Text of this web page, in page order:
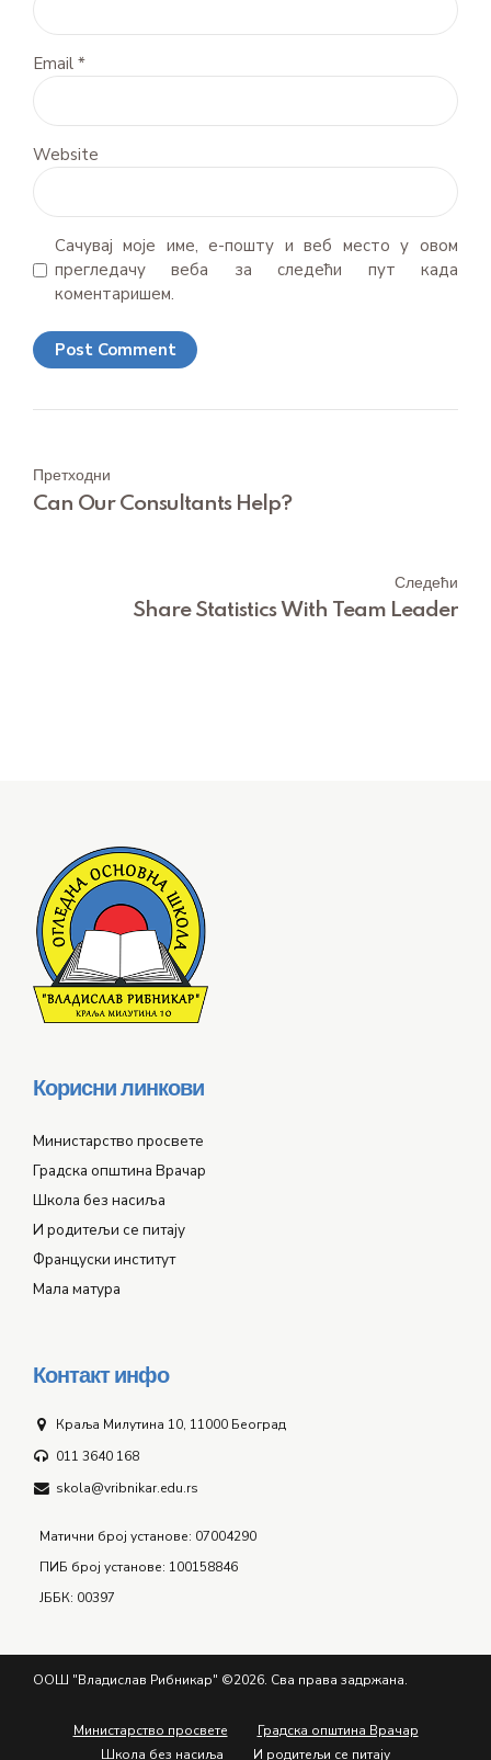
Email *
Website
Сачувај моје име, е-пошту и веб место у овом
прегледачу веба за следећи пут када
коментаришем.
Post Comment
Претходни
Can Our Consultants Help?
Следећи
Share Statistics With Team Leader
Корисни линкови
Министарство просвете
Градска општина Врачар
Школа без насиља
И родитељи се питају
Француски институт
Мала матура
Контакт инфо
Краља Милутина 10, 11000 Београд
011 3640 168
skola@vribnikar.edu.rs
Матични број установе: 07004290
ПИБ број установе: 100158846
ЈББК: 00397
ООШ "Владислав Рибникар" ©2026. Сва права задржана.
Министарство просвете
Градска општина Врачар
Школа без насиља
И родитељи се питају